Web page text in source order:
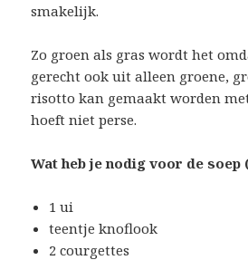
smakelijk.
Zo groen als gras wordt het
gerecht ook uit alleen groene,
risotto kan gemaakt worden
hoeft niet perse.
Wat heb je nodig voor de soep
1 ui
teentje knoflook
2 courgettes